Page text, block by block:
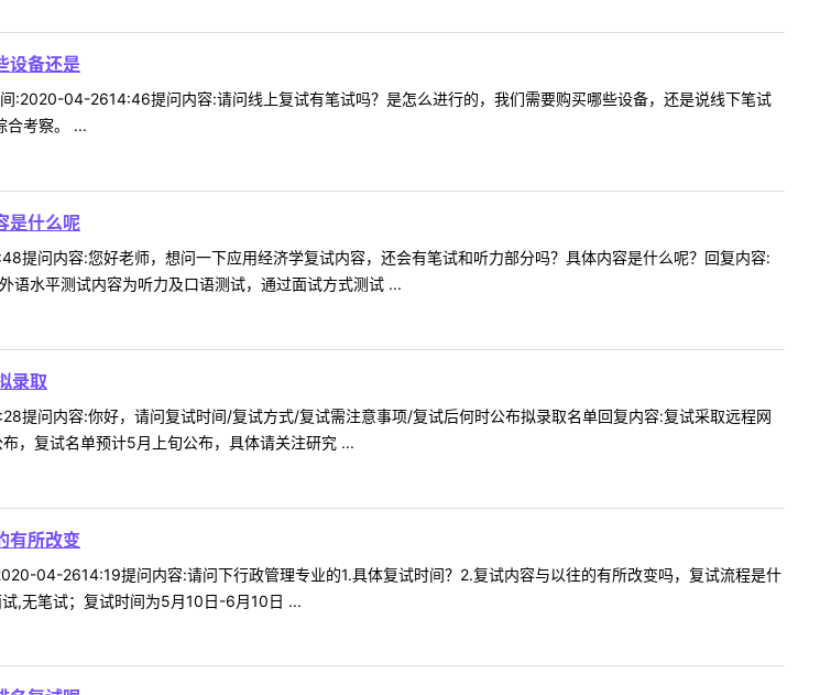
设备还是
:2020-04-2614:46提问内容:请问线上复试有笔试吗？是怎么进行的，我们需要购买哪些设备，还是说线下笔试
合考察。 ...
是什么呢
问内容:您好老师，想问一下应用经济学复试内容，还会有笔试和听力部分吗？具体内容是什么呢？回复内容:
水平测试内容为听力及口语测试，通过面试方式测试 ...
录取
问内容:你好，请问复试时间/复试方式/复试需注意事项/复试后何时公布拟录取名单回复内容:复试采取远程网
，复试名单预计5月上旬公布，具体请关注研究 ...
有所改变
04-2614:19提问内容:请问下行政管理专业的1.具体复试时间？2.复试内容与以往的有所改变吗，复试流程是什
,无笔试；复试时间为5月10日-6月10日 ...